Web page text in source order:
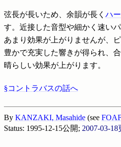
弦長が長いため、余韻が長く ハ
す。近接した音型や細かく速い
あまり効果が上がりませんが、
豊かで充実した響きが得られ、
晴らしい効果が上がります。
§コントラバスの話へ
By KANZAKI, Masahide (see
Status: 1995-12-15公開; 2007-03-18